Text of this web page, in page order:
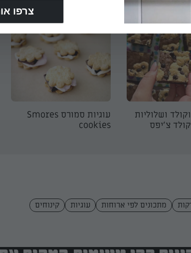
במיוחד בשבילך
ושלוליות
צ'יפס
עוגיות סמורס Smores
cookies
מתכונים לפי ארוחות עוגיות קינוחים